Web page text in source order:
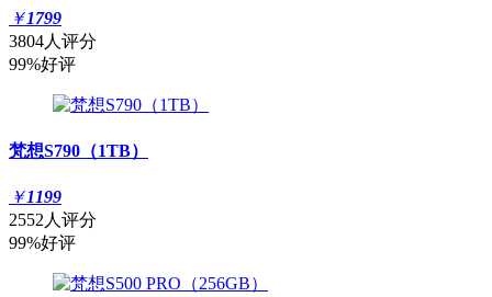
￥1799
3804人评分
99%好评
梵想S790（1TB）
￥1199
2552人评分
99%好评